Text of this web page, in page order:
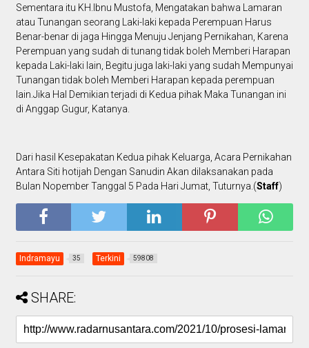
Sementara itu KH.Ibnu Mustofa, Mengatakan bahwa Lamaran
atau Tunangan seorang Laki-laki kepada Perempuan Harus
Benar-benar di jaga Hingga Menuju Jenjang Pernikahan, Karena
Perempuan yang sudah di tunang tidak boleh Memberi Harapan
kepada Laki-laki lain, Begitu juga laki-laki yang sudah Mempunyai
Tunangan tidak boleh Memberi Harapan kepada perempuan
lain.Jika Hal Demikian terjadi di Kedua pihak Maka Tunangan ini
di Anggap Gugur, Katanya.
Dari hasil Kesepakatan Kedua pihak Keluarga, Acara Pernikahan
Antara Siti hotijah Dengan Sanudin Akan dilaksanakan pada
Bulan Nopember Tanggal 5 Pada Hari Jumat, Tuturnya.(Staff)
Indramayu 35 Terkini 59808
SHARE: